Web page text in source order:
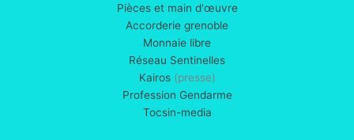
Pièces et main d'œuvre
Accorderie grenoble
Monnaie libre
Réseau Sentinelles
Kairos(presse)
Profession Gendarme
Tocsin-media